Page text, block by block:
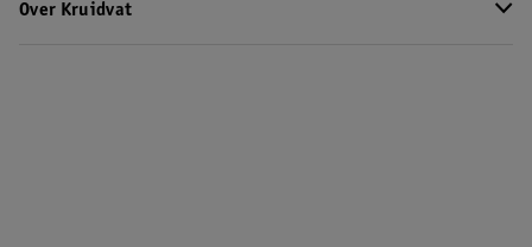
Over Kruidvat